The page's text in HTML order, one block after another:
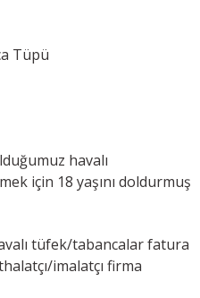
Tüpü
havalı
için 18 yaşını doldurmuş
tüfek/tabancalar fatura
imalatçı firma